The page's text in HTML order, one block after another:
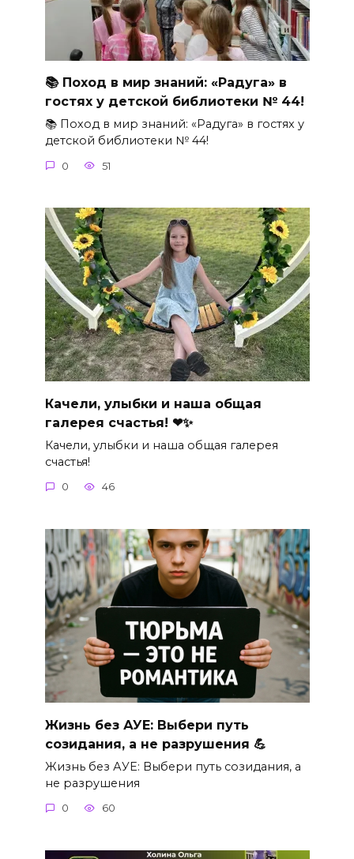
📚 Поход в мир знаний: «Радуга» в
гостях у детской библиотеки № 44!
📚 Поход в мир знаний: «Радуга» в гостях у
детской библиотеки № 44!
0 51
Качели, улыбки и наша общая
галерея счастья! ❤✨
Качели, улыбки и наша общая галерея
счастья!
0 46
Жизнь без АУЕ: Выбери путь
созидания, а не разрушения 💪
Жизнь без АУЕ: Выбери путь созидания, а
не разрушения
0 60